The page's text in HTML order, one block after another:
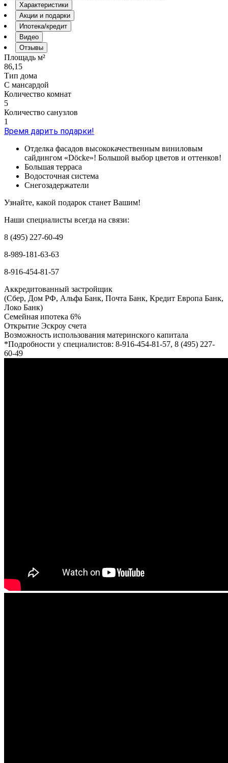
Характеристики
Акции и подарки
Ипотека/кредит
Видео
Отзывы
Площадь м²
86,15
Тип дома
С мансардой
Количество комнат
5
Количество санузлов
1
Время дарить подарки!
Отделка фасадов высококачественным виниловым
сайдингом «Döcke»! Большой выбор цветов и оттенков!
Большая терраса
Водосточная система
Снегозадержатели
Узнайте, какой подарок станет Вашим!
Наши специалисты всегда на связи:
8 (495) 227-60-49
8-989-181-63-63
8-916-454-81-57
Аккредитованный застройщик
(Сбер, Дом РФ, Альфа Банк, Почта Банк, Кредит Европа Банк,
Локо Банк)
Семейная ипотека 6%
Открытие Эскроу счета
Возможность использования материнского капитала
*Подробности у специалистов: 8-916-454-81-57, 8 (495) 227-
60-49